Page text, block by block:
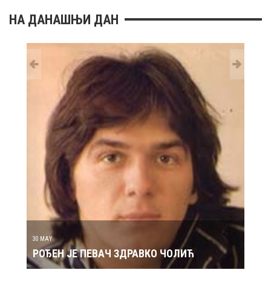
НА ДАНАШЊИ ДАН
30 MAY
РОЂЕН ЈЕ ПЕВАЧ ЗДРАВКО ЧОЛИЋ